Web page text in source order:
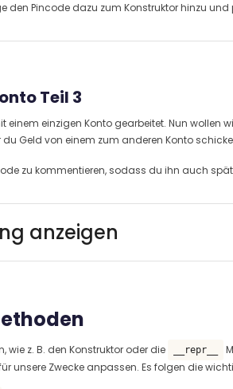
den Pincode dazu zum Konstruktor hinzu
Teil 3
einem einzigen Konto gearbeitet. Nun wollen
du Geld von einem zum anderen Konto
zu kommentieren, sodass du ihn auch
anzeigen
wie z. B. den Konstruktor oder die __repr__
unsere Zwecke anpassen. Es folgen die